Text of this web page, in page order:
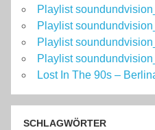
Playlist
Playlist
Playlist
Playlist
Lost In The 90s –
SCHLAGWÖRTER